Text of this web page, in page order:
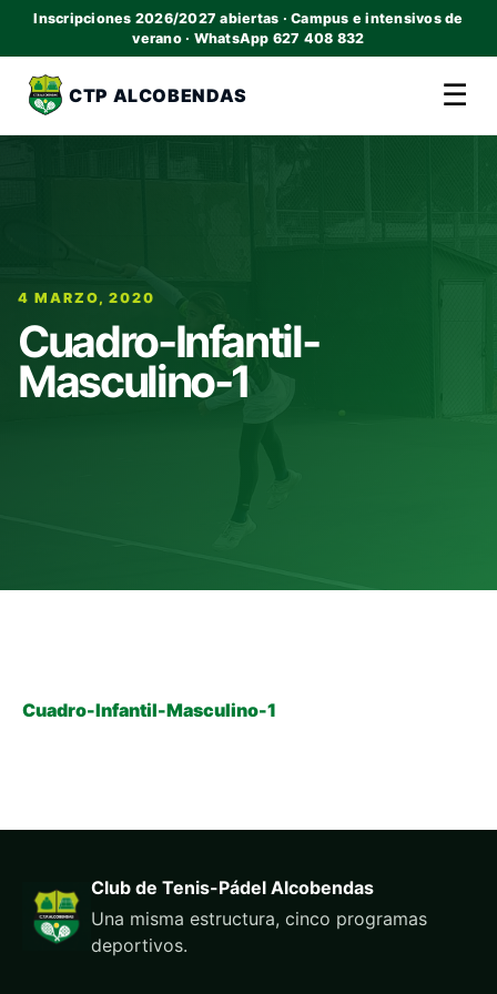
Inscripciones 2026/2027 abiertas · Campus e intensivos de
verano · WhatsApp 627 408 832
CTP ALCOBENDAS ☰
4 MARZO, 2020
Cuadro-Infantil-
Masculino-1
Cuadro-Infantil-Masculino-1
Club de Tenis-Pádel Alcobendas
Una misma estructura, cinco programas
deportivos.